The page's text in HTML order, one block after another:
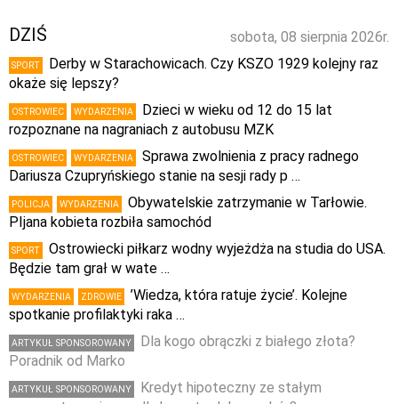
sobota, 08 sierpnia 2026r.
DZIŚ
SPORT
Derby w Starachowicach. Czy KSZO 1929 kolejny raz
okaże się lepszy?
OSTROWIEC WYDARZENIA
Dzieci w wieku od 12 do 15 lat
rozpoznane na nagraniach z autobusu MZK
OSTROWIEC WYDARZENIA
Sprawa zwolnienia z pracy radnego
Dariusza Czupryńskiego stanie na sesji rady p …
POLICJA WYDARZENIA
Obywatelskie zatrzymanie w Tarłowie.
PIjana kobieta rozbiła samochód
SPORT
Ostrowiecki piłkarz wodny wyjeżdża na studia do USA.
Będzie tam grał w wate …
WYDARZENIA ZDROWIE
’Wiedza, która ratuje życie’. Kolejne
spotkanie profilaktyki raka …
ARTYKUŁ SPONSOROWANY
Dla kogo obrączki z białego złota?
Poradnik od Marko
ARTYKUŁ SPONSOROWANY
Kredyt hipoteczny ze stałym